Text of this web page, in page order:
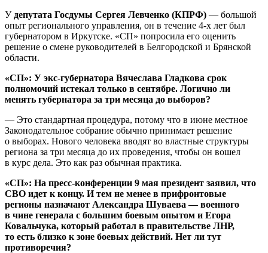
У депутата Госдумы Сергея Левченко (КПРФ) — большой
опыт регионального управления, он в течение 4-х лет был
губернатором в Иркутске. «СП» попросила его оценить
решение о смене руководителей в Белгородской и Брянской
области.
«СП»: У экс-губернатора Вячеслава Гладкова срок
полномочий истекал только в сентябре. Логично ли
менять губернатора за три месяца до выборов?
— Это стандартная процедура, потому что в июне местное
Законодательное собрание обычно принимает решение
о выборах. Нового человека вводят во властные структуры
региона за три месяца до их проведения, чтобы он вошел
в курс дела. Это как раз обычная практика.
«СП»: На пресс-конференции 9 мая президент заявил, что
СВО идет к концу. И тем не менее в прифронтовые
регионы назначают Александра Шуваева — военного
в чине генерала с большим боевым опытом и Егора
Ковальчука, который работал в правительстве ЛНР,
то есть близко к зоне боевых действий. Нет ли тут
противоречия?